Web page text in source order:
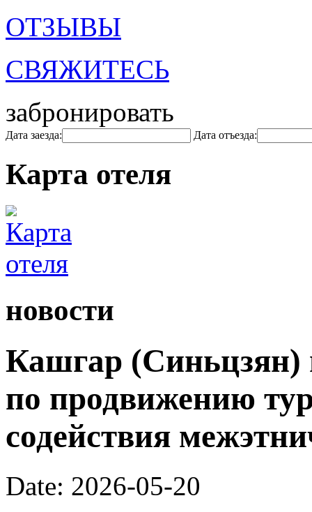
ОТЗЫВЫ
СВЯЖИТЕСЬ
забронировать
Дата заезда: Дата отъезда:
Карта отеля
новости
Кашгар (Синьцзян)
по продвижению
содействия
Date: 2026-05-20